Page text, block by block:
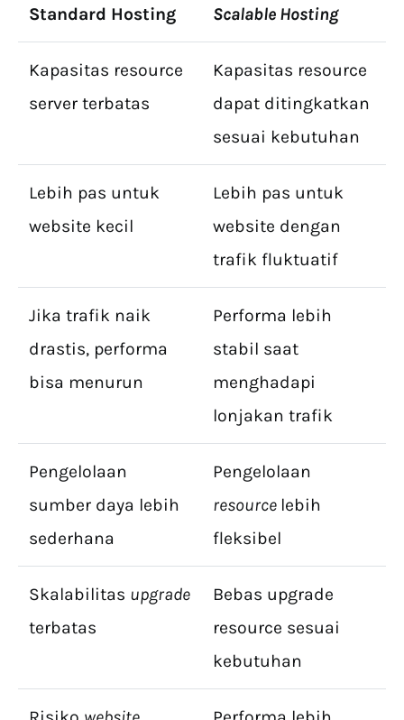
Standard Hosting Scalable Hosting
Kapasitas resource
server terbatas
Kapasitas resource
dapat ditingkatkan
sesuai kebutuhan
Lebih pas untuk
website kecil
Lebih pas untuk
website dengan
trafik fluktuatif
Jika trafik naik
drastis, performa
bisa menurun
Performa lebih
stabil saat
menghadapi
lonjakan trafik
Pengelolaan
sumber daya lebih
sederhana
Pengelolaan
resource lebih
fleksibel
Skalabilitas upgrade
terbatas
Bebas upgrade
resource sesuai
kebutuhan